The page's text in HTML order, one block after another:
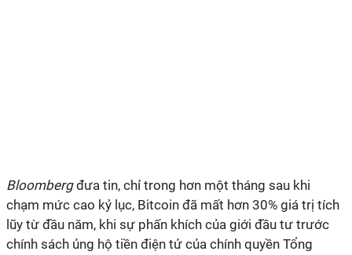
Bloombergđưa tin, chỉ trong hơn một tháng sau khi
chạm mức cao kỷ lục, Bitcoin đã mất hơn 30% giá trị tích
lũy từ đầu năm, khi sự phấn khích của giới đầu tư trước
chính sách ủng hộ tiền điện tử của chính quyền Tổng